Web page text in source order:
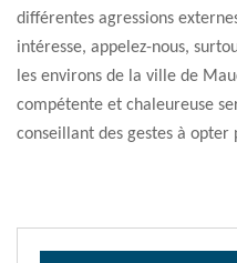
différentes agressions
intéresse, appelez-nous,
les environs de la ville de
compétente et chaleureuse
conseillant des gestes à